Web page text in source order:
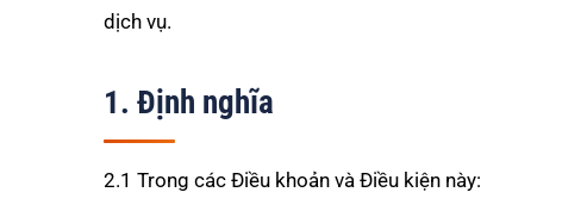
dịch vụ.
1. Định nghĩa
2.1 Trong các Điều khoản và Điều kiện này: